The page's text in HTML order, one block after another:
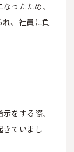
ったため、
、社員に負
をする際、
きていまし